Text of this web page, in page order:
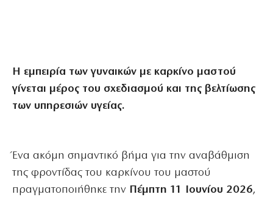
Η εμπειρία των γυναικών με καρκίνο μαστού
γίνεται μέρος του σχεδιασμού και της βελτίωσης
των υπηρεσιών υγείας.
Ένα ακόμη σημαντικό βήμα για την αναβάθμιση
της φροντίδας του καρκίνου του μαστού
πραγματοποιήθηκε την Πέμπτη 11 Ιουνίου 2026,